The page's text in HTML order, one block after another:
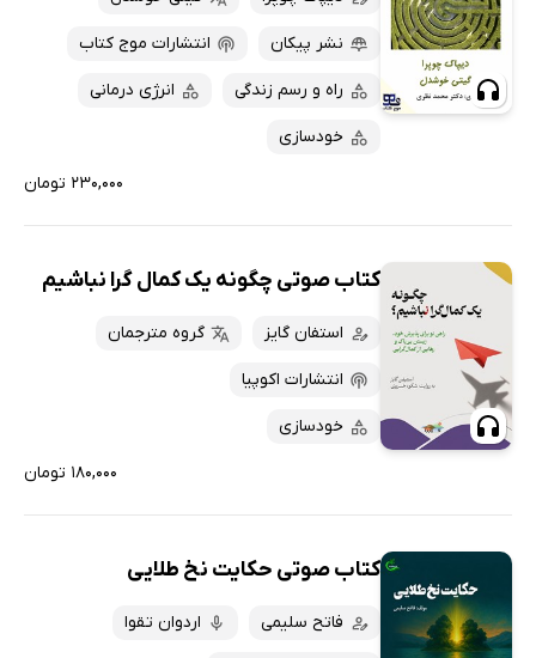
نشر پیکان انتشارات موج کتاب
راه و رسم زندگی انرژی درمانی
خودسازی
۲۳۰,۰۰۰ تومان
کتاب صوتی چگونه یک کمال گرا نباشیم
استفان گایز گروه مترجمان
انتشارات اکوپیا
خودسازی
۱۸۰,۰۰۰ تومان
کتاب صوتی حکایت نخ طلایی
فاتح سلیمی اردوان تقوا